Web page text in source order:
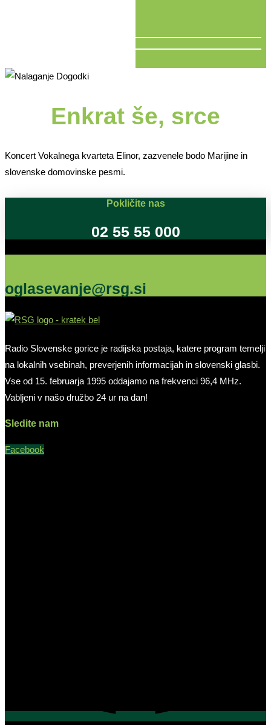
Enkrat še, srce
Koncert Vokalnega kvarteta Elinor, zazvenele bodo Marijine in
slovenske domovinske pesmi.
Pokličite nas
02 55 55 000
oglasevanje@rsg.si
Radio Slovenske gorice je radijska postaja, katere program temelji
na lokalnih vsebinah, preverjenih informacijah in slovenski glasbi.
Vse od 15. februarja 1995 oddajamo na frekvenci 96,4 MHz.
Vabljeni v našo družbo 24 ur na dan!
Sledite nam
Facebook